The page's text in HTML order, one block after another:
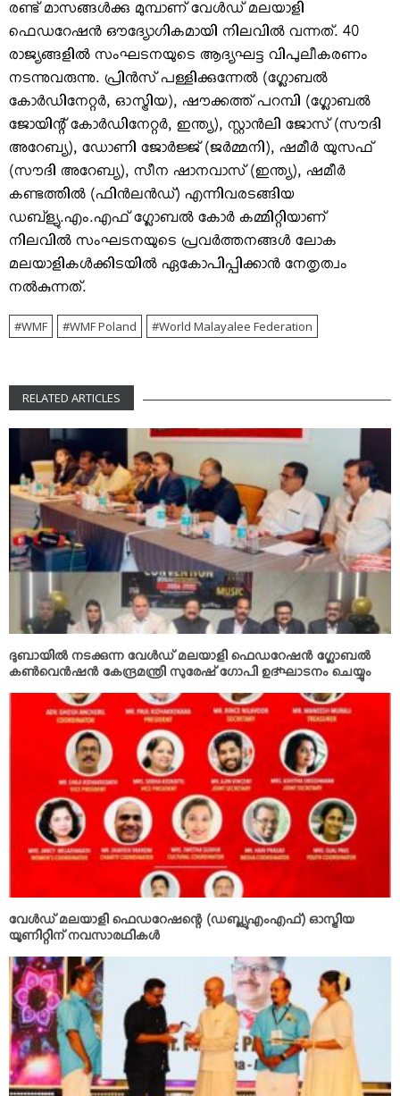
രണ്ട് മാസങ്ങള്‍ക്കു മുമ്പാണ് വേള്‍ഡ് മലയാളി
ഫെഡറേഷന്‍ ഔദ്യോഗികമായി നിലവില്‍ വന്നത്. 40
രാജ്യങ്ങളില്‍ സംഘടനയുടെ ആദ്യഘട്ട വിപുലീകരണം
നടന്നുവരുന്നു. പ്രിന്‍സ് പള്ളിക്കുന്നേല്‍ (ഗ്ലോബല്‍
കോര്‍ഡിനേറ്റര്‍, ഓസ്ട്രിയ), ഷൗക്കത്ത് പറമ്പി (ഗ്ലോബല്‍
ജോയിന്റ് കോര്‍ഡിനേറ്റര്‍, ഇന്ത്യ), സ്റ്റാന്‍ലി ജോസ് (സൗദി
അറേബ്യ), ഡോണി ജോര്‍ജ്ജ് (ജര്‍മ്മനി), ഷമീര്‍ യുസഫ്
(സൗദി അറേബ്യ), സീന ഷാനവാസ് (ഇന്ത്യ), ഷമീര്‍
കണ്ടത്തില്‍ (ഫിന്‍ലന്‍ഡ്) എന്നിവരടങ്ങിയ
ഡബ്‌ള്യു.എം.എഫ് ഗ്ലോബല്‍ കോര്‍ കമ്മിറ്റിയാണ്
നിലവില്‍ സംഘടനയുടെ പ്രവര്‍ത്തനങ്ങള്‍ ലോക
മലയാളികള്‍ക്കിടയില്‍ ഏകോപിപ്പിക്കാന്‍ നേതൃത്വം
നല്‍കുന്നത്.
WMF WMF Poland World Malayalee Federation
RELATED ARTICLES
ദുബായില്‍ നടക്കുന്ന വേള്‍ഡ് മലയാളി ഫെഡറേഷന്‍ ഗ്ലോബല്‍
കണ്‍വെന്‍ഷന്‍ കേന്ദ്രമന്ത്രി സുരേഷ് ഗോപി ഉദ്ഘാടനം ചെയ്യും
വേള്‍ഡ് മലയാളി ഫെഡറേഷന്റെ (ഡബ്ല്യുഎംഎഫ്) ഓസ്ട്രിയ
യൂണിറ്റിന് നവസാരഥികള്‍